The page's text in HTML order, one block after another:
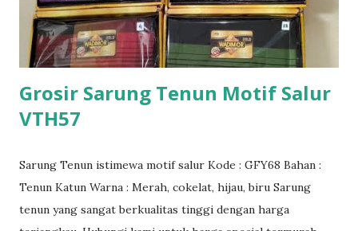
Grosir Sarung Tenun Motif Salur
VTH57
Sarung Tenun istimewa motif salur Kode : GFY68 Bahan :
Tenun Katun Warna : Merah, cokelat, hijau, biru Sarung
tenun yang sangat berkualitas tinggi dengan harga